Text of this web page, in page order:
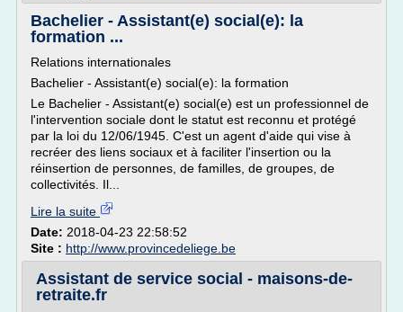
Bachelier - Assistant(e) social(e): la
formation ...
Relations internationales
Bachelier - Assistant(e) social(e): la formation
Le Bachelier - Assistant(e) social(e) est un professionnel de
l'intervention sociale dont le statut est reconnu et protégé
par la loi du 12/06/1945. C'est un agent d'aide qui vise à
recréer des liens sociaux et à faciliter l'insertion ou la
réinsertion de personnes, de familles, de groupes, de
collectivités. Il...
Lire la suite
Date: 2018-04-23 22:58:52
Site : http://www.provincedeliege.be
Assistant de service social - maisons-de-
retraite.fr